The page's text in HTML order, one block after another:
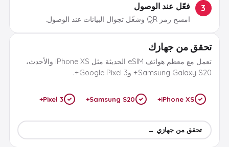
3 فعّل عند الوصول
امسح رمز QR وشغّل تجوال البيانات عند الوصول.
تحقق من جهازك
تعمل مع معظم هواتف eSIM الحديثة مثل iPhone XS والأحدث،
Samsung Galaxy S20+ وGoogle Pixel 3+.
iPhone XS+
Samsung S20+
Pixel 3+
تحقق من جهازي →